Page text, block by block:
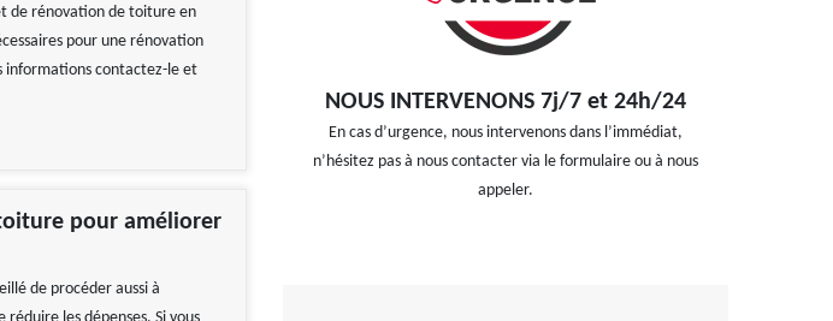
de rénovation de toiture en
pour une rénovation
informations contactez-le et
pour améliorer
de procéder aussi à
NOUS INTERVENONS 7j/7 et 24h/24
En cas d’urgence, nous intervenons dans l’immédiat,
n’hésitez pas à nous contacter via le formulaire ou à nous
appeler.